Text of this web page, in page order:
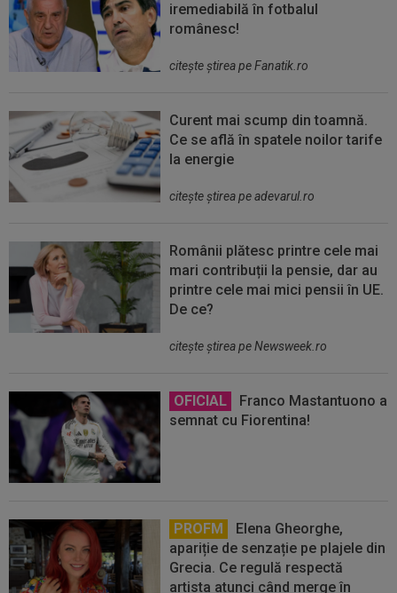
iremediabilă în fotbalul
românesc!
citeşte ştirea pe Fanatik.ro
Curent mai scump din toamnă.
Ce se află în spatele noilor tarife
la energie
citeşte ştirea pe adevarul.ro
Românii plătesc printre cele mai
mari contribuții la pensie, dar au
printre cele mai mici pensii în UE.
De ce?
citeşte ştirea pe Newsweek.ro
OFICIAL
Franco Mastantuono a
semnat cu Fiorentina!
PROFM
Elena Gheorghe,
apariție de senzație pe plajele din
Grecia. Ce regulă respectă
artista atunci când merge în